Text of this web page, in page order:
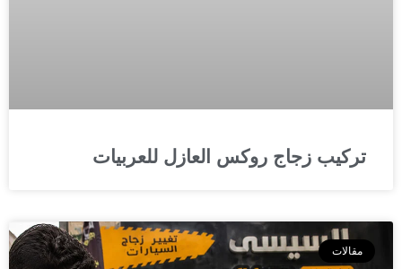
تركيب زجاج روكس العازل للعربيات
مقالات